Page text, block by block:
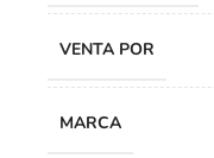
VENTA POR
MARCA